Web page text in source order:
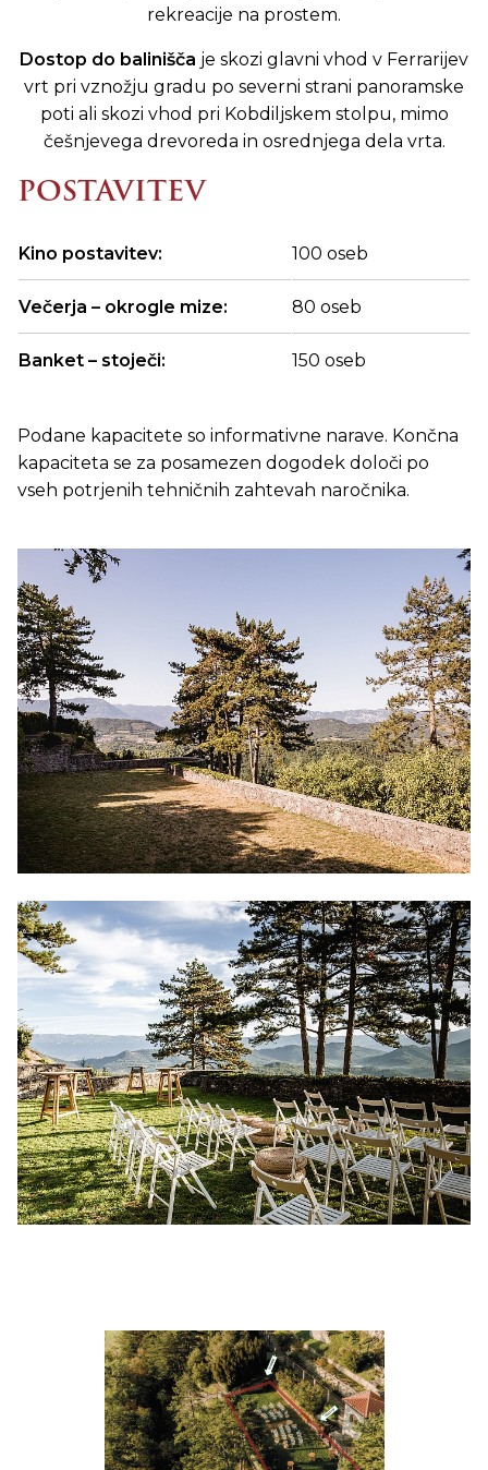
rekreacije na prostem.
Dostop do balinišča je skozi glavni vhod v Ferrarijev
vrt pri vznožju gradu po severni strani panoramske
poti ali skozi vhod pri Kobdiljskem stolpu, mimo
češnjevega drevoreda in osrednjega dela vrta.
POSTAVITEV
Kino postavitev: 100 oseb
Večerja – okrogle mize: 80 oseb
Banket – stoječi: 150 oseb
Podane kapacitete so informativne narave. Končna
kapaciteta se za posamezen dogodek določi po
vseh potrjenih tehničnih zahtevah naročnika.